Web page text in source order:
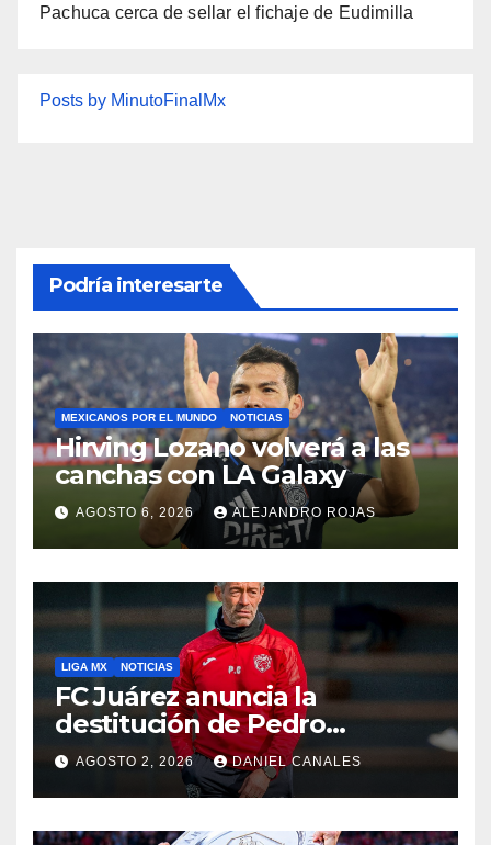
Pachuca cerca de sellar el fichaje de Eudimilla
Posts by MinutoFinalMx
Podría interesarte
MEXICANOS POR EL MUNDO NOTICIAS
Hirving Lozano volverá a las
canchas con LA Galaxy
AGOSTO 6, 2026 ALEJANDRO ROJAS
LIGA MX NOTICIAS
FC Juárez anuncia la
destitución de Pedro
Caixinha
AGOSTO 2, 2026 DANIEL CANALES